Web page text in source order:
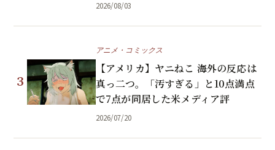
2026/08/03
3
アニメ・コミックス
【アメリカ】ヤニねこ 海外の反応は
真っ二つ。「汚すぎる」と10点満点
で7点が同居した米メディア評
2026/07/20